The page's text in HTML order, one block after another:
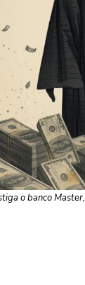
o banco